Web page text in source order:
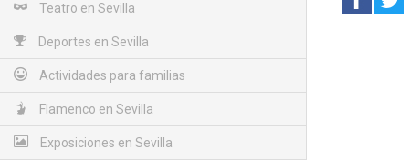
Teatro en Sevilla
Deportes en Sevilla
Actividades para familias
Flamenco en Sevilla
Exposiciones en Sevilla